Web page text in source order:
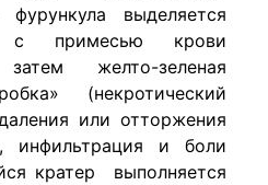
выделяется
с примесью крови
желто-зеленая
(некротический
или отторжения
инфильтрация и боли
кратер выполняется